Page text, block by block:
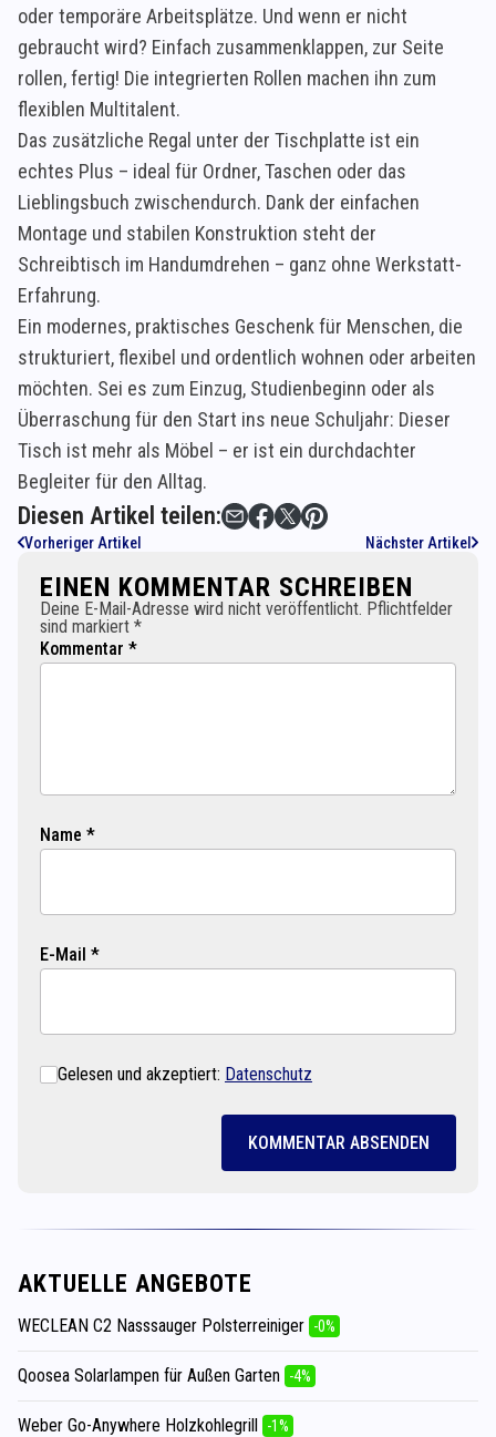
oder temporäre Arbeitsplätze. Und wenn er nicht
gebraucht wird? Einfach zusammenklappen, zur Seite
rollen, fertig! Die integrierten Rollen machen ihn zum
flexiblen Multitalent.
Das zusätzliche Regal unter der Tischplatte ist ein
echtes Plus – ideal für Ordner, Taschen oder das
Lieblingsbuch zwischendurch. Dank der einfachen
Montage und stabilen Konstruktion steht der
Schreibtisch im Handumdrehen – ganz ohne Werkstatt-
Erfahrung.
Ein modernes, praktisches Geschenk für Menschen, die
strukturiert, flexibel und ordentlich wohnen oder arbeiten
möchten. Sei es zum Einzug, Studienbeginn oder als
Überraschung für den Start ins neue Schuljahr: Dieser
Tisch ist mehr als Möbel – er ist ein durchdachter
Begleiter für den Alltag.
Diesen Artikel teilen:
Vorheriger Artikel Nächster Artikel
EINEN KOMMENTAR SCHREIBEN
Deine E-Mail-Adresse wird nicht veröffentlicht. Pflichtfelder
sind markiert *
Kommentar *
Name *
E-Mail *
Gelesen und akzeptiert: Datenschutz
KOMMENTAR ABSENDEN
AKTUELLE ANGEBOTE
WECLEAN C2 Nasssauger Polsterreiniger -0%
Qoosea Solarlampen für Außen Garten -4%
Weber Go-Anywhere Holzkohlegrill -1%